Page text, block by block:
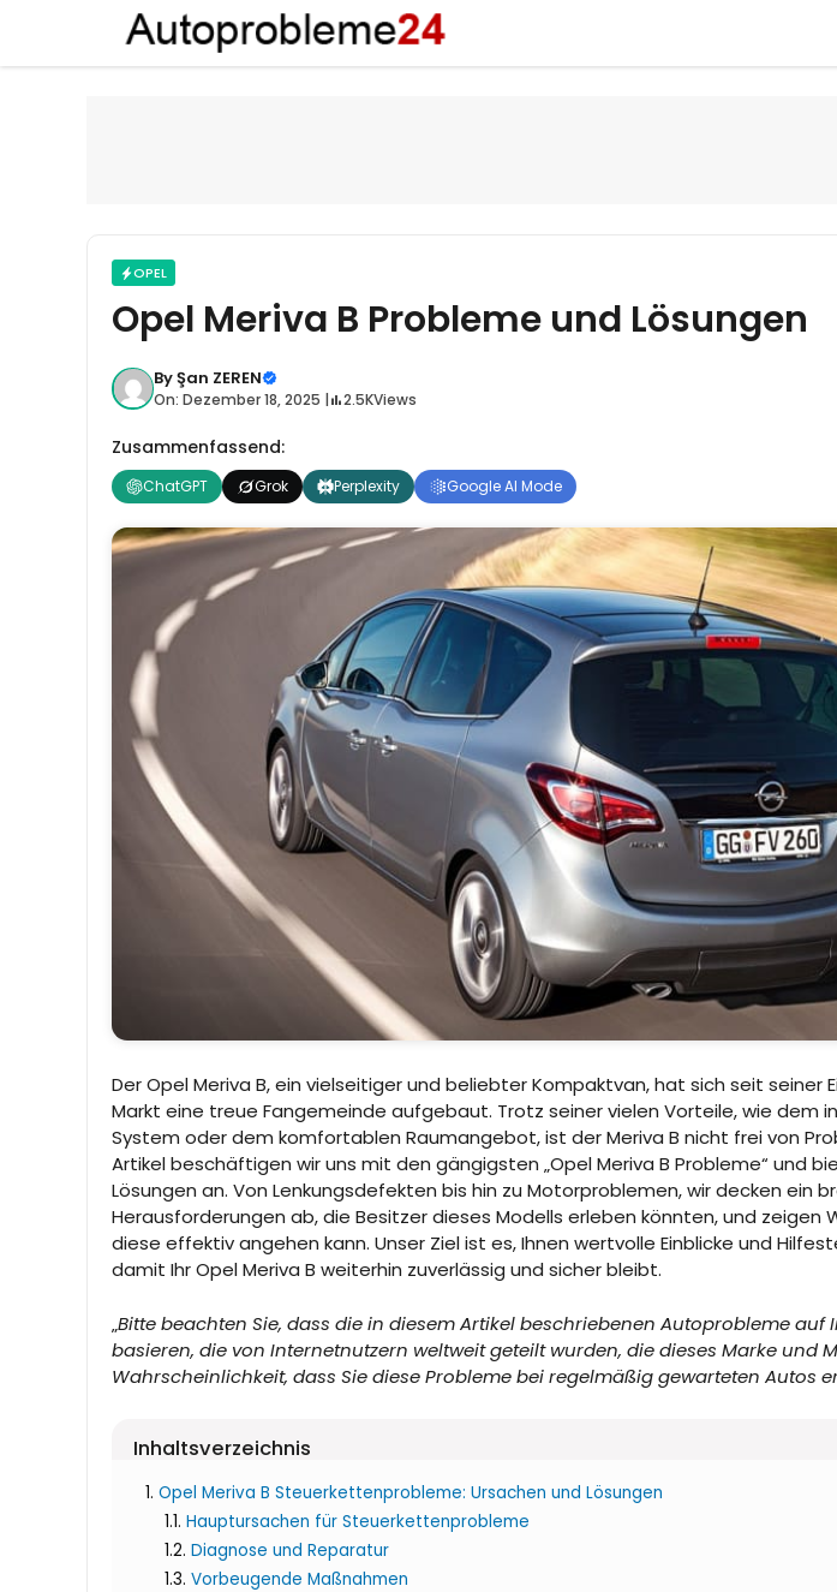
springen
OPEL
Opel Meriva B Probleme und Lösungen
ByŞan ZEREN
On: Dezember 18, 2025 | 2.5KViews
Zusammenfassend:
ChatGPT Grok Perplexity Google AI Mode
Der Opel Meriva B, ein vielseitiger und beliebter Kompaktvan, hat sich seit seiner
Markt eine treue Fangemeinde aufgebaut. Trotz seiner vielen Vorteile, wie dem
System oder dem komfortablen Raumangebot, ist der Meriva B nicht frei von
Artikel beschäftigen wir uns mit den gängigsten „Opel Meriva B Probleme“ und
Lösungen an. Von Lenkungsdefekten bis hin zu Motorproblemen, wir decken ein
Herausforderungen ab, die Besitzer dieses Modells erleben könnten, und zeigen
diese effektiv angehen kann. Unser Ziel ist es, Ihnen wertvolle Einblicke und
damit Ihr Opel Meriva B weiterhin zuverlässig und sicher bleibt.
„Bitte beachten Sie, dass die in diesem Artikel beschriebenen Autoprobleme auf
basieren, die von Internetnutzern weltweit geteilt wurden, die dieses Marke und
Wahrscheinlichkeit, dass Sie diese Probleme bei regelmäßig gewarteten Autos
Inhaltsverzeichnis
Opel Meriva B Steuerkettenprobleme: Ursachen und Lösungen
Hauptursachen für Steuerkettenprobleme
Diagnose und Reparatur
Vorbeugende Maßnahmen